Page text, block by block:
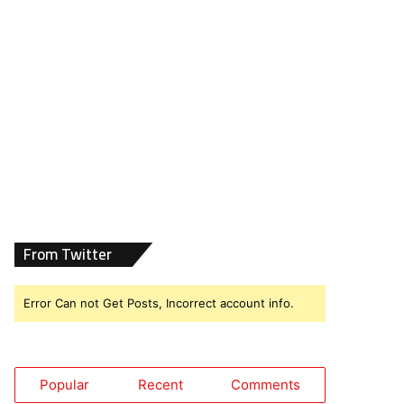
From Twitter
Error Can not Get Posts, Incorrect account info.
Popular Recent Comments